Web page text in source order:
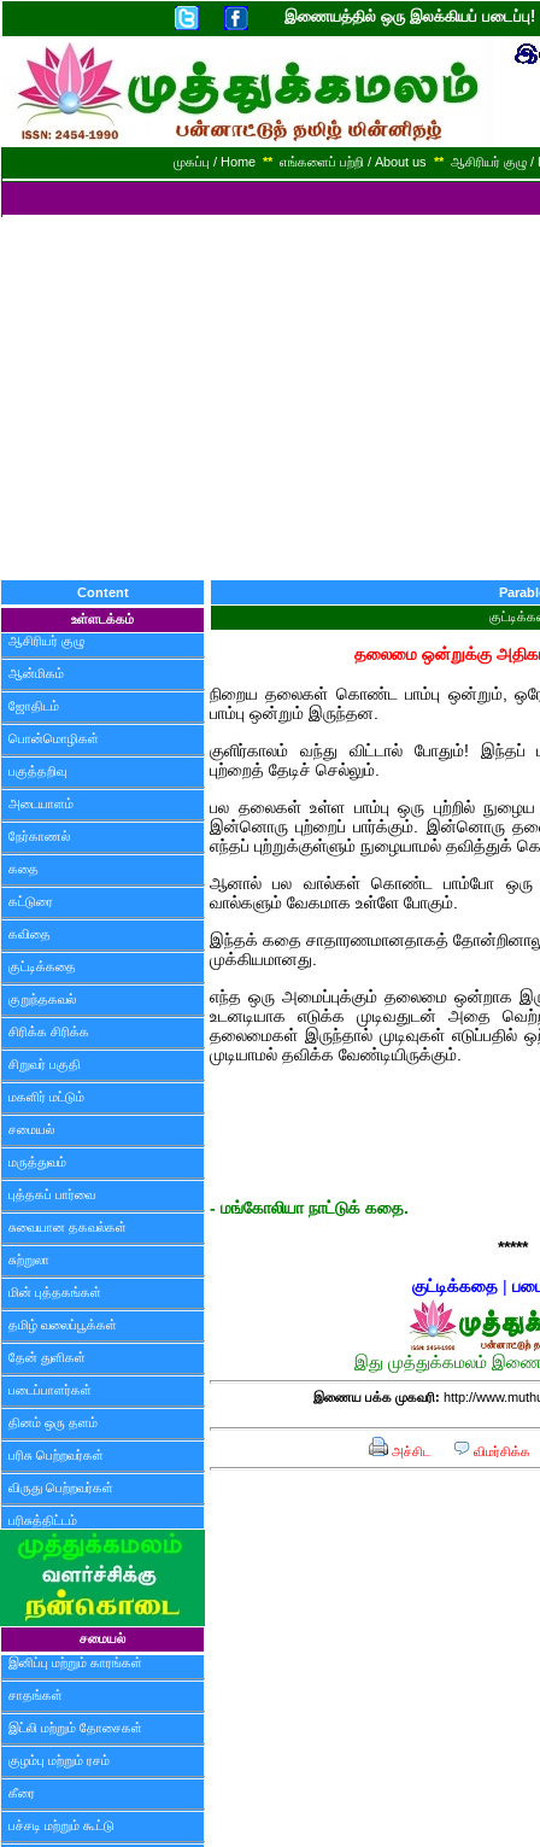
இணையத்தில் ஒரு இலக்கியப்
முகப்பு / Home ** எங்களைப் பற்றி / About us ** ஆசிரியர் குழு
Content
உள்ளடக்கம்
ஆசிரியர் குழு
ஆன்மிகம்
ஜோதிடம்
பொன்மொழிகள்
பகுத்தறிவு
அடையாளம்
நேர்காணல்
கதை
கட்டுரை
கவிதை
குட்டிக்கதை
குறுந்தகவல்
சிரிக்க சிரிக்க
சிறுவர் பகுதி
மகளிர் மட்டும்
சமையல்
மருத்துவம்
புத்தகப் பார்வை
சுவையான தகவல்கள்
சுற்றுலா
மின் புத்தகங்கள்
தமிழ் வலைப்பூக்கள்
தேன் துளிகள்
படைப்பாளர்கள்
தினம் ஒரு தளம்
பரிசு பெற்றவர்கள்
விருது பெற்றவர்கள்
பரிசுத்திட்டம்
சமையல்
இனிப்பு மற்றும் காரங்கள்
சாதங்கள்
இட்லி மற்றும் தோசைகள்
குழம்பு மற்றும் ரசம்
கீரை
பச்சடி மற்றும் கூட்டு
தலைமை ஒன்றுக்கு
நிறைய தலைகள் கொண்ட பாம்பு ஒன்றும்,
பாம்பு ஒன்றும் இருந்தன.
குளிர்காலம் வந்து விட்டால் போதும்! இந்தப்
புற்றைத் தேடிச் செல்லும்.
பல தலைகள் உள்ள பாம்பு ஒரு புற்றில்
இன்னொரு புற்றைப் பார்க்கும். இன்னொரு
எந்தப் புற்றுக்குள்ளும் நுழையாமல் தவித்துக்
ஆனால் பல வால்கள் கொண்ட பாம்போ ஒரு
வால்களும் வேகமாக உள்ளே போகும்.
இந்தக் கதை சாதாரணமானதாகத்
முக்கியமானது.
எந்த ஒரு அமைப்புக்கும் தலைமை ஒன்றாக
உடனடியாக எடுக்க முடிவதுடன் அதை
தலைமைகள் இருந்தால் முடிவுகள் எடுப்பதில்
முடியாமல் தவிக்க வேண்டியிருக்கும்.
- மங்கோலியா நாட்டுக் கதை.
*****
குட்டிக்கதை|
இது முத்துக்கமலம்
இணைய பக்க முகவரி: http://
அச்சிட விமர்சிக்க